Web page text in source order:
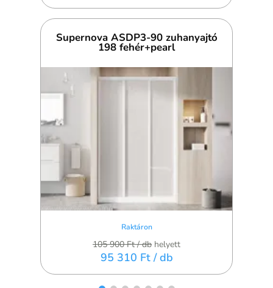
Supernova ASDP3-90 zuhanyajtó
198 fehér+pearl
Raktáron
105 900 Ft/ db helyett
95 310 Ft / db